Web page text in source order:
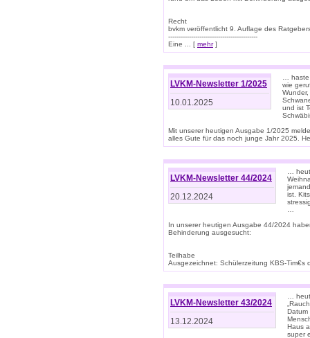
Recht
bvkm veröffentlicht 9. Auflage des
-------------------------------------------
Eine ... [ mehr]
LVKM-Newsletter 1/2025
10.01.2025
…
wie
und ist
Mit unserer heutigen Ausgabe 1/2025
alles Gute für das noch junge Jahr 2025.
LVKM-Newsletter 44/2024
20.12.2024
…
ist.
In unserer heutigen Ausgabe 44/2024
Behinderung ausgesucht:
Teilhabe
Ausgezeichnet: Schülerzeitung KBS-Tim€s
LVKM-Newsletter 43/2024
13.12.2024
…
Datum
Haus
super